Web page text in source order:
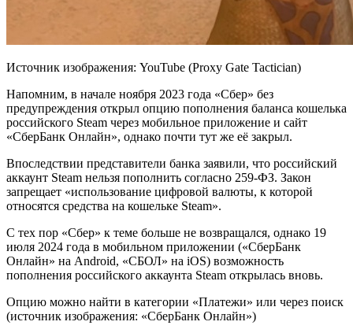
Источник изображения: YouTube (Proxy Gate Tactician)
Напомним, в начале ноября 2023 года «Сбер» без
предупреждения открыл опцию пополнения баланса кошелька
российского Steam через мобильное приложение и сайт
«СберБанк Онлайн», однако почти тут же её закрыл.
Впоследствии представители банка заявили, что российский
аккаунт Steam нельзя пополнить согласно 259-ФЗ. Закон
запрещает «использование цифровой валюты, к которой
относятся средства на кошельке Steam».
С тех пор «Сбер» к теме больше не возвращался, однако 19
июля 2024 года в мобильном приложении («СберБанк
Онлайн» на Android, «СБОЛ» на iOS) возможность
пополнения российского аккаунта Steam открылась вновь.
Опцию можно найти в категории «Платежи» или через поиск
(источник изображения: «СберБанк Онлайн»)